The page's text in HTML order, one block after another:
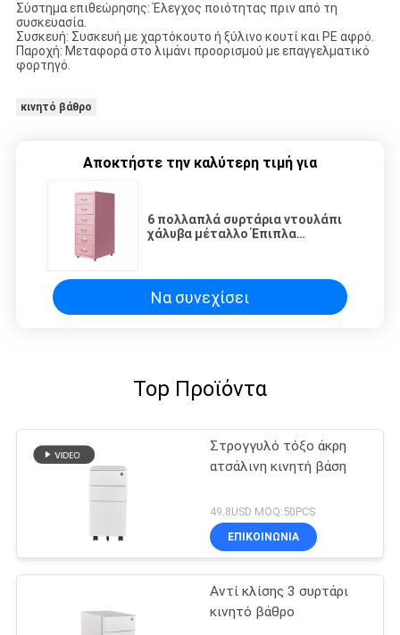
Σύστημα επιθεώρησης: Έλεγχος ποιότητας πριν από τη
συσκευασία.
Συσκευή: Συσκευή με χαρτόκουτο ή ξύλινο κουτί και PE αφρό.
Παροχή: Μεταφορά στο λιμάνι προορισμού με επαγγελματικό
φορτηγό.
κινητό βάθρο
Αποκτήστε την καλύτερη τιμή για
6 πολλαπλά συρτάρια ντουλάπι
χάλυβα μέταλλο Έπιπλα
Να συνεχίσει
Top Προϊόντα
Στρογγυλό τόξο άκρη
ατσάλινη κινητή βάση
49.8USD MOQ:50PCS
ΕΠΙΚΟΙΝΩΝΊΑ
Αντί κλίσης 3 συρτάρι
κινητό βάθρο